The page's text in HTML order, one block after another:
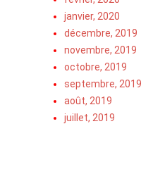
janvier, 2020
décembre, 2019
novembre, 2019
octobre, 2019
septembre, 2019
août, 2019
juillet, 2019